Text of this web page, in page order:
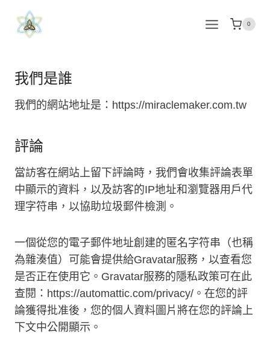
0
我們是誰
我們的網站地址是：https://miraclemaker.com.tw
評論
當訪客在網站上留下評論時，我們會收集評論表單
中顯示的資料，以及訪客的IP地址和瀏覽器用戶代
理字符串，以協助垃圾郵件檢測。
一個從您的電子郵件地址創建的匿名字符串（也稱
為雜湊值）可能會提供給Gravatar服務，以查看您
是否正在使用它。Gravatar服務的隱私政策可在此
查閱：https://automattic.com/privacy/。在您的評
論獲得批准後，您的個人資料圖片將在您的評論上
下文中公開顯示。